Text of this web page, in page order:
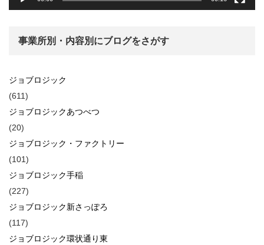
事業所別・内容別にブログをさがす
ジョブロジック
(611)
ジョブロジックあつべつ
(20)
ジョブロジック・ファクトリー
(101)
ジョブロジック手稲
(227)
ジョブロジック新さっぽろ
(117)
ジョブロジック環状通り東